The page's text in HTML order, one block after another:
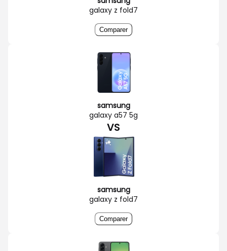
galaxy z fold7
Comparer
samsung
galaxy a57 5g
VS
samsung
galaxy z fold7
Comparer